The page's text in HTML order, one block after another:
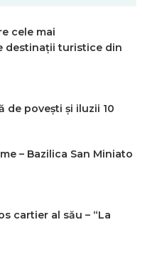
cele mai
destinații turistice din
de povești și iluzii 10
– Bazilica San Miniato
cartier al său – “La